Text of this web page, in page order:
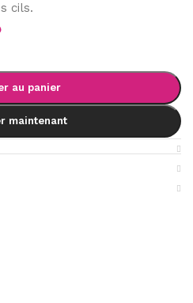
cils.
au panier
maintenant